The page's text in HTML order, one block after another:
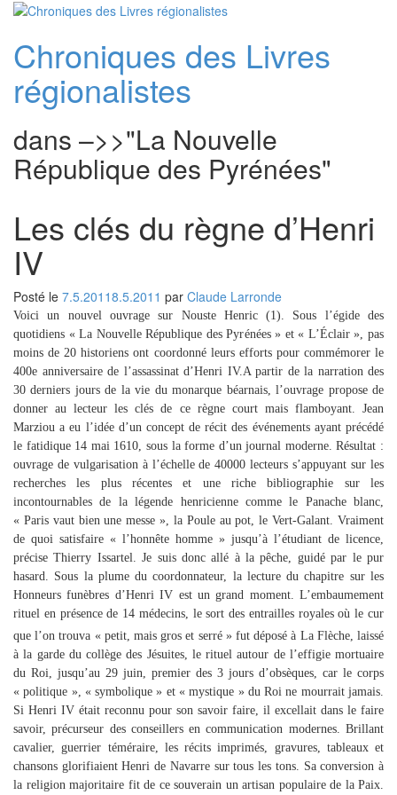
Aller
contenu
Chroniques des Livres
régionalistes
dans –>>"La Nouvelle
République des Pyrénées"
Les clés du règne d’Henri
IV
Posté le 7.5.20118.5.2011 par Claude Larronde
Voici un nouvel ouvrage sur Nouste Henric (1). Sous l’égide des
quotidiens « La Nouvelle République des Pyrénées » et « L’Éclair », pas
moins de 20 historiens ont coordonné leurs efforts pour commémorer le
400e anniversaire de l’assassinat d’Henri IV.A partir de la narration des
30 derniers jours de la vie du monarque béarnais, l’ouvrage propose de
donner au lecteur les clés de ce règne court mais flamboyant. Jean
Marziou a eu l’idée d’un concept de récit des événements ayant précédé
le fatidique 14 mai 1610, sous la forme d’un journal moderne. Résultat :
ouvrage de vulgarisation à l’échelle de 40000 lecteurs s’appuyant sur les
recherches les plus récentes et une riche bibliographie sur les
incontournables de la légende henricienne comme le Panache blanc,
« Paris vaut bien une messe », la Poule au pot, le Vert-Galant. Vraiment
de quoi satisfaire « l’honnête homme » jusqu’à l’étudiant de licence,
précise Thierry Issartel. Je suis donc allé à la pêche, guidé par le pur
hasard. Sous la plume du coordonnateur, la lecture du chapitre sur les
Honneurs funèbres d’Henri IV est un grand moment. L’embaumement
rituel en présence de 14 médecins, le sort des entrailles royales où le cur
que l’on trouva « petit, mais gros et serré » fut déposé à La Flèche, laissé
à la garde du collège des Jésuites, le rituel autour de l’effigie mortuaire
du Roi, jusqu’au 29 juin, premier des 3 jours d’obsèques, car le corps
« politique », « symbolique » et « mystique » du Roi ne mourrait jamais.
Si Henri IV était reconnu pour son savoir faire, il excellait dans le faire
savoir, précurseur des conseillers en communication modernes. Brillant
cavalier, guerrier téméraire, les récits imprimés, gravures, tableaux et
chansons glorifiaient Henri de Navarre sur tous les tons. Sa conversion à
la religion majoritaire fit de ce souverain un artisan populaire de la Paix.